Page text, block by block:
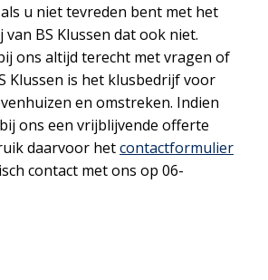
u niet tevreden bent met het
BS Klussen dat ook niet.
ons altijd terecht met vragen of
Klussen is het klusbedrijf voor
en omstreken. Indien
ons een vrijblijvende offerte
daarvoor hetcontactformulier
contact met ons op 06-